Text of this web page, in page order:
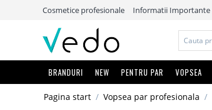
Cosmetice profesionale Informatii Importante
BRANDURI NEW PENTRU PAR VOPSEA
Pagina start / Vopsea par profesionala /